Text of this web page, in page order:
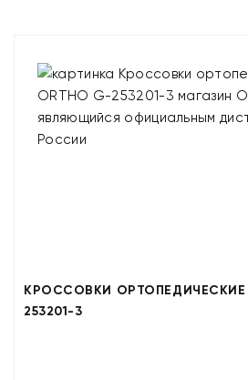
КРОССОВКИ ОРТОПЕДИЧЕСКИЕ
253201-3